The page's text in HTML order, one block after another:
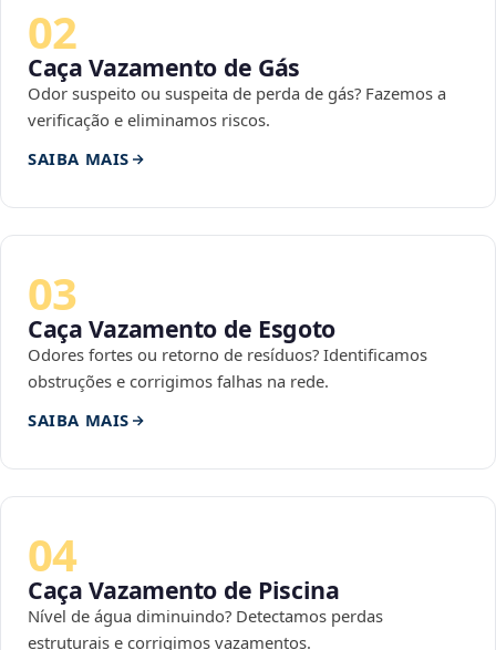
02
Caça Vazamento de Gás
Odor suspeito ou suspeita de perda de gás? Fazemos a
verificação e eliminamos riscos.
SAIBA MAIS
03
Caça Vazamento de Esgoto
Odores fortes ou retorno de resíduos? Identificamos
obstruções e corrigimos falhas na rede.
SAIBA MAIS
04
Caça Vazamento de Piscina
Nível de água diminuindo? Detectamos perdas
estruturais e corrigimos vazamentos.